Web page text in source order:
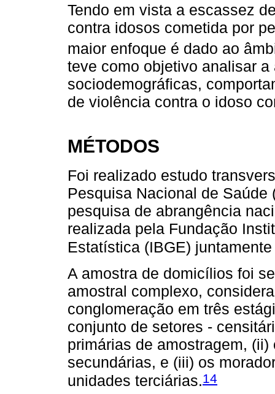
Tendo em vista a escassez
contra idosos cometida por
maior enfoque é dado ao
teve como objetivo analisar
sociodemográficas,
de violência contra o idoso
MÉTODOS
Foi realizado estudo
Pesquisa Nacional de Saúde
pesquisa de abrangência
realizada pela Fundação
Estatística (IBGE)
A amostra de domicílios foi
amostral complexo,
conglomeração em três
conjunto de setores -
primárias de amostragem,
secundárias, e (iii) os
unidades terciárias.14